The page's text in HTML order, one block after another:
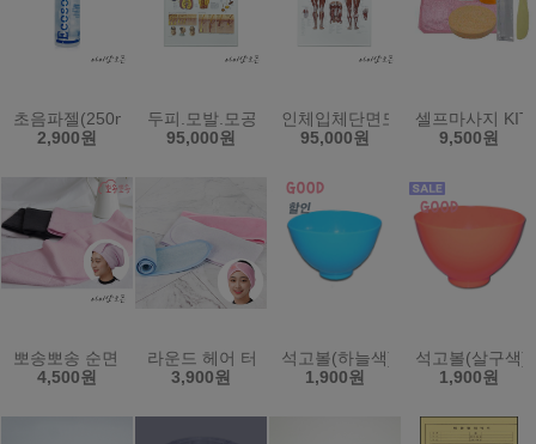
초음파젤(250ml) (원산지:한국)
2,900원
두피.모발.모공단면도/입체단면/병원.미용샵
95,000원
인체입체단면도/근육단면도/입체
95,000원
셀프마사지 KIT
9,500원
뽀송뽀송 순면 헤어터번/미용실/피부관리실/시험재료/머리띠
4,500원
라운드 헤어 터번 소형 밸크로 찍찍이 헤어밴드
3,900원
석고볼(하늘색)고무볼 (원산지:한
1,900원
석고볼(살구색)
1,900원